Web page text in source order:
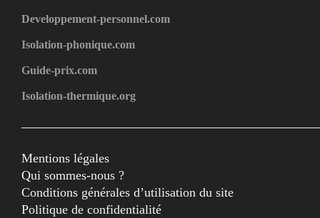
Developpement-personnel.com
Isolation-phonique.com
Guide-prix.com
Isolation-thermique.org
Mentions légales
Qui sommes-nous ?
Conditions générales d’utilisation du site
Politique de confidentialité